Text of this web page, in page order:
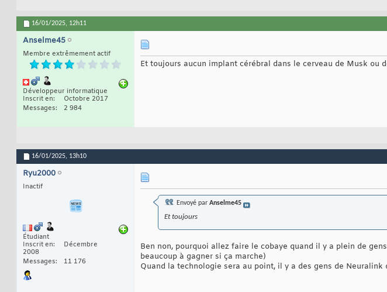
16/01/2025, 12h11
Anselme45
Membre extrêmement actif
Développeur informatique
Inscrit en
Octobre 2017
Messages
2 984
Et toujours aucun implant cérébral dans le cerveau de Musk ou
16/01/2025, 13h10
Ryu2000
Inactif
Étudiant
Inscrit en
Décembre
2008
Messages
11 176
Envoyé par Anselme45
Et toujours
Ben non, pourquoi allez faire le cobaye quand il y a plein de
beaucoup à gagner si ça marche)
Quand la technologie sera au point, il y a des gens de